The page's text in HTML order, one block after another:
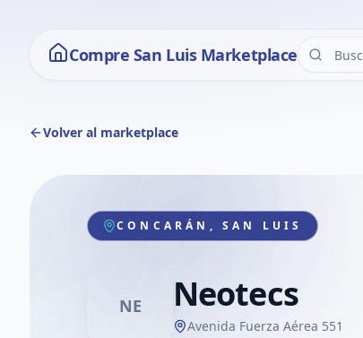
Compre San Luis Marketplace
Volver al marketplace
CONCARÁN, SAN LUIS
NE Neotecs
Avenida Fuerza Aérea 551